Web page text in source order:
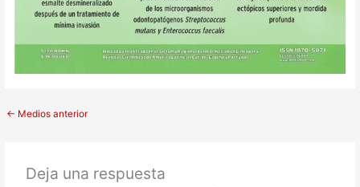
← Medios anterior
Deja una respuesta